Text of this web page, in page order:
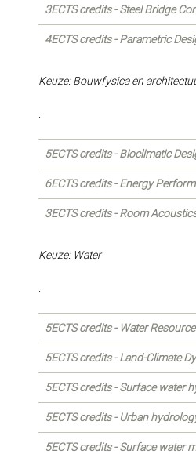
3ECTS credits - Steel Bridge
4ECTS credits - Parametric
Keuze: Bouwfysica en
5ECTS credits - Bioclimatic
6ECTS credits - Energy
3ECTS credits - Room
Keuze: Water
5ECTS credits - Water
5ECTS credits - Land-Climate
5ECTS credits - Surface water
5ECTS credits - Urban
5ECTS credits - Surface water